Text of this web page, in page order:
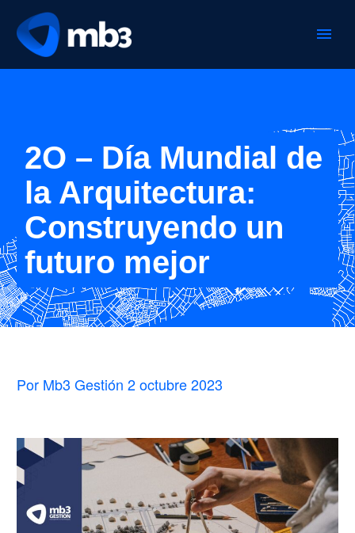
2O – Día Mundial de
la Arquitectura:
Construyendo un
futuro mejor
Por Mb3 Gestión 2 octubre 2023